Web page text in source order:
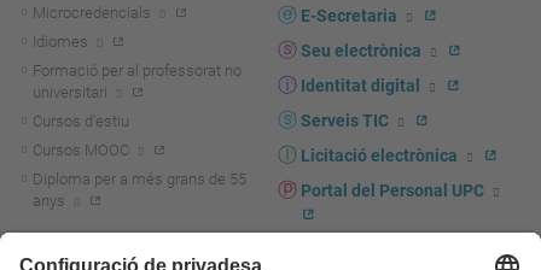
Microcredencials
Idiomes
Formació per al professorat no
universitari
Cursos d'estiu
Cursos MOOC
Diploma per a més grans de 55
anys
E-Secretaria
Seu electrònica
Identitat digital
Serveis TIC
Licitació electrònica
Portal del Personal UPC